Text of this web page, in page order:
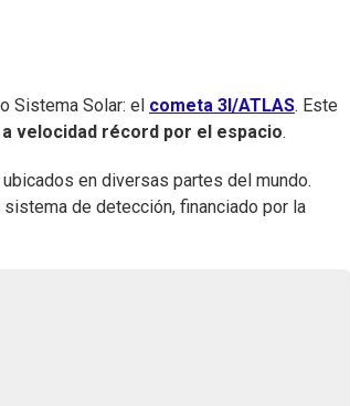
Sistema Solar: el cometa 3I/ATLAS. Este
velocidad récord por el espacio.
en diversas partes del mundo.
sistema de detección, financiado por la